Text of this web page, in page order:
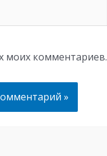
моих комментариев.